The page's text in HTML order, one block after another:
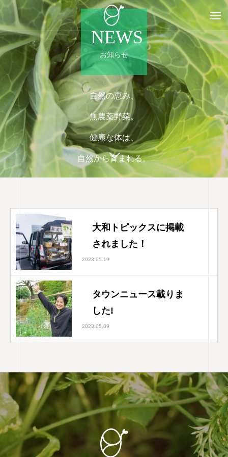
NEWS
お知らせ
自然の恵み、
無農薬野菜。
健康な体は、
自然から育まれる。
大和トピックスに掲載
されました！
2023.05.19
タウンニュース載りま
した!
2023.05.09